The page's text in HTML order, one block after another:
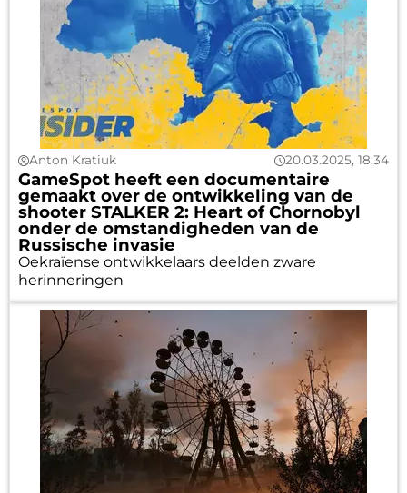
Anton Kratiuk 20.03.2025, 18:34
GameSpot heeft een documentaire
gemaakt over de ontwikkeling van de
shooter STALKER 2: Heart of Chornobyl
onder de omstandigheden van de
Russische invasie
Oekraïense ontwikkelaars deelden zware
herinneringen